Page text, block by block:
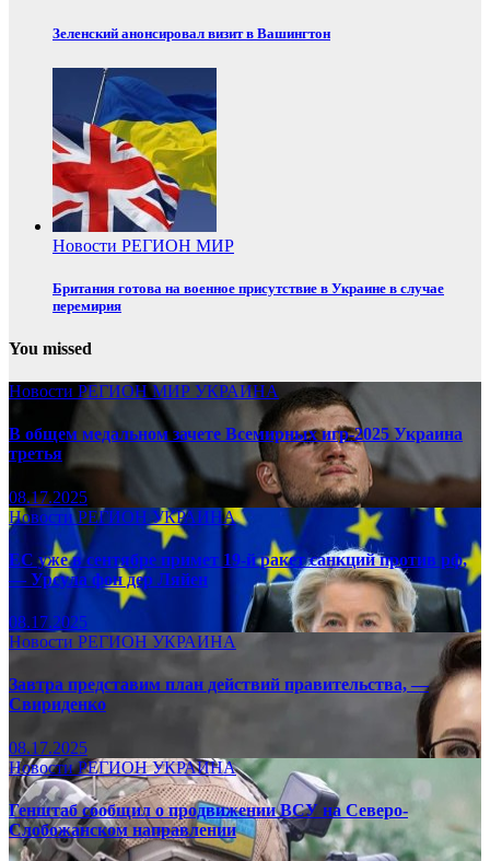
Зеленский анонсировал визит в Вашингтон
Новости РЕГИОН МИР
Британия готова на военное присутствие в Украине в случае
перемирия
You missed
Новости РЕГИОНМИР УКРАИНА
В общем медальном зачете Всемирных игр-2025 Украина
третья
08.17.2025
НовостиРЕГИОНУКРАИНА
ЕС уже в сентябре примет 19-й ракет санкций против рф,
— Урсула фон дер Ляйен
08.17.2025
Новости РЕГИОН УКРАИНА
Завтра представим план действий правительства, —
Свириденко
08.17.2025
НовостиРЕГИОНУКРАИНА
Генштаб сообщил о продвижении ВСУ на Северо-
Слобожанском направлении